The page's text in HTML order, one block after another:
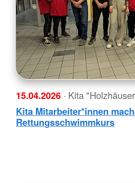
15.04.2026 · Kita
Kita Mitarbeiter*innen
Rettungsschwimmkurs